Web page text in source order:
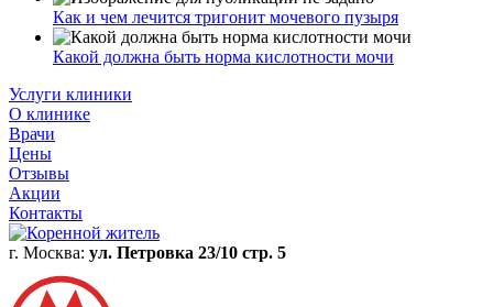
Как и чем лечится тригонит мочевого пузыря
Какой должна быть норма кислотности мочи
Услуги клиники
О клинике
Врачи
Цены
Отзывы
Акции
Контакты
г. Москва: ул. Петровка 23/10 стр. 5